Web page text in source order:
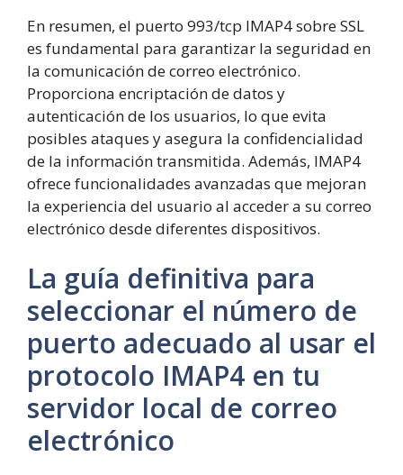
En resumen, el puerto 993/tcp IMAP4 sobre SSL
es fundamental para garantizar la seguridad en
la comunicación de correo electrónico.
Proporciona encriptación de datos y
autenticación de los usuarios, lo que evita
posibles ataques y asegura la confidencialidad
de la información transmitida. Además, IMAP4
ofrece funcionalidades avanzadas que mejoran
la experiencia del usuario al acceder a su correo
electrónico desde diferentes dispositivos.
La guía definitiva para
seleccionar el número de
puerto adecuado al usar el
protocolo IMAP4 en tu
servidor local de correo
electrónico